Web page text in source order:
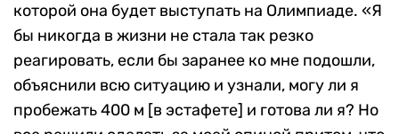
которой она будет выступать на Олимпиаде. «Я
бы никогда в жизни не стала так резко
реагировать, если бы заранее ко мне подошли,
объяснили всю ситуацию и узнали, могу ли я
пробежать 400 м [в эстафете] и готова ли я? Но